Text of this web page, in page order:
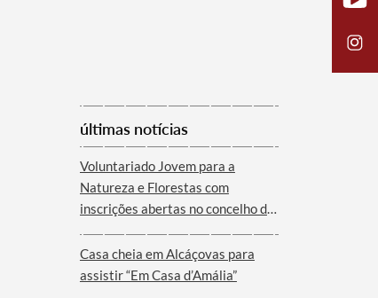
últimas notícias
Voluntariado Jovem para a
Natureza e Florestas com
inscrições abertas no concelho de
Casa cheia em Alcáçovas para
assistir “Em Casa d’Amália”